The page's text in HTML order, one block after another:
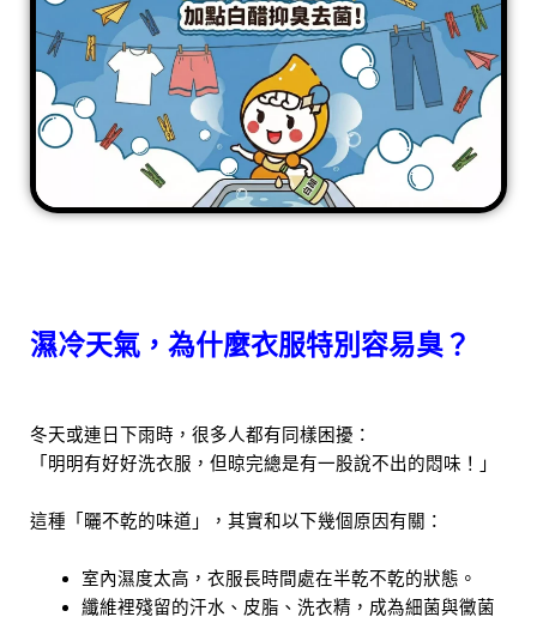
濕冷天氣，為什麼衣服特別容易臭？
冬天或連日下雨時，很多人都有同樣困擾：
「明明有好好洗衣服，但晾完總是有一股說不出的悶味！」
這種「曬不乾的味道」，其實和以下幾個原因有關：
室內濕度太高，衣服長時間處在半乾不乾的狀態。
纖維裡殘留的汗水、皮脂、洗衣精，成為細菌與黴菌